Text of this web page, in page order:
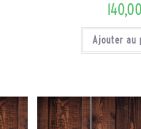
140,00
Ajouter au